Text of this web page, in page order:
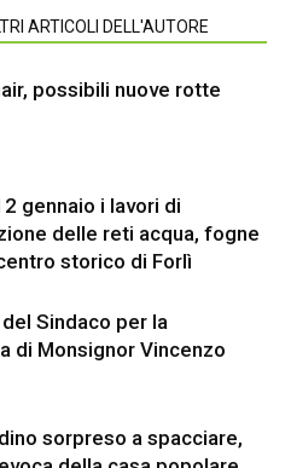
ARTICOLI DELL'AUTORE
possibili nuove rotte
gennaio i lavori di
delle reti acqua, fogne
storico di Forlì
Sindaco per la
di Monsignor Vincenzo
sorpreso a spacciare,